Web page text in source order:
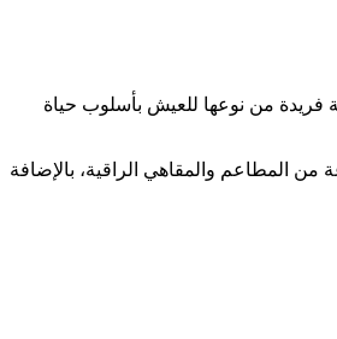
فريدة من نوعها للعيش بأسلوب حياة
المطاعم والمقاهي الراقية، بالإضافة